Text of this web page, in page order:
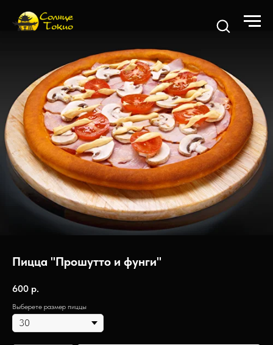
Пицца "Прошутто и фунги"
600 р.
Выберете размер пиццы